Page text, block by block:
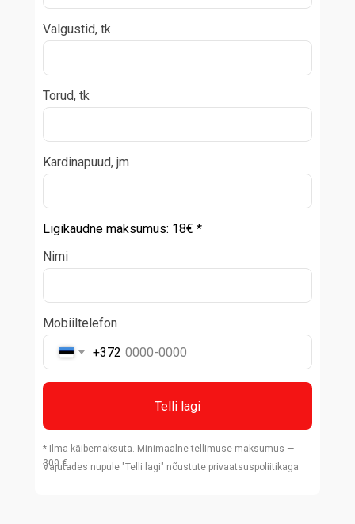
Valgustid, tk
Torud, tk
Kardinapuud, jm
Ligikaudne maksumus: 18€ *
Nimi
Mobiiltelefon
+372
Telli lagi
* Ilma käibemaksuta. Minimaalne tellimuse maksumus —
300 €
Vajutades nupule "Telli lagi" nõustute privaatsuspoliitikaga